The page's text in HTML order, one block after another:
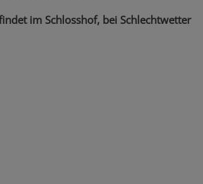
im Schlosshof, bei Schlechtwetter